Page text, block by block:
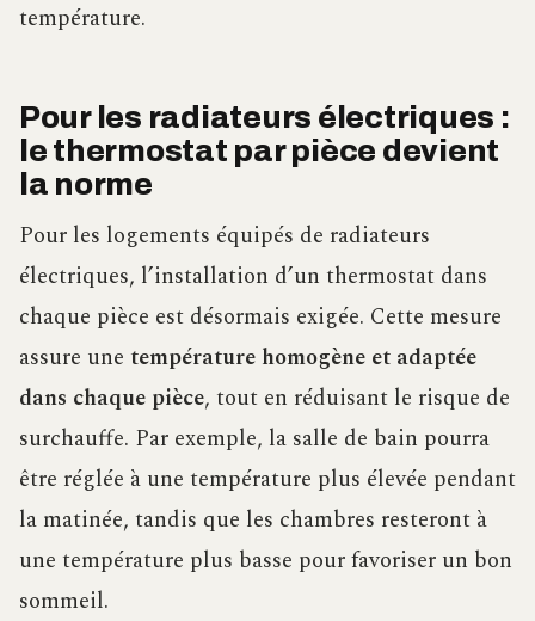
température.
Pour les radiateurs électriques :
le thermostat par pièce devient
la norme
Pour les logements équipés de radiateurs
électriques, l’installation d’un thermostat dans
chaque pièce est désormais exigée. Cette mesure
assure une température homogène et adaptée
dans chaque pièce, tout en réduisant le risque de
surchauffe. Par exemple, la salle de bain pourra
être réglée à une température plus élevée pendant
la matinée, tandis que les chambres resteront à
une température plus basse pour favoriser un bon
sommeil.